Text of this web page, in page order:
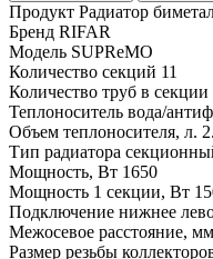
Продукт Радиатор
Бренд RIFAR
Модель SUPReMO
Количество секций 11
Количество труб в секции
Теплоноситель вода/
Объем теплоносителя, л.
Тип радиатора
Мощность, Вт 1650
Мощность 1 секции, Вт
Подключение нижнее
Межосевое расстояние, мм
Размер резьбы